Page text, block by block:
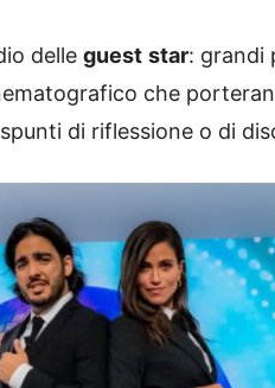
delle guest star: grandi
che
di riflessione o di